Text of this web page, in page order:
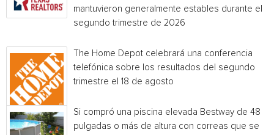
mantuvieron generalmente estables durante el
segundo trimestre de 2026
The Home Depot celebrará una conferencia
telefónica sobre los resultados del segundo
trimestre el 18 de agosto
Si compró una piscina elevada Bestway de 48
pulgadas o más de altura con correas que se